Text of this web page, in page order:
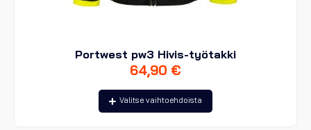
Portwest pw3 Hivis-työtakki
64,90 €
Valitse vaihtoehdoista
Tällä
tuotteella